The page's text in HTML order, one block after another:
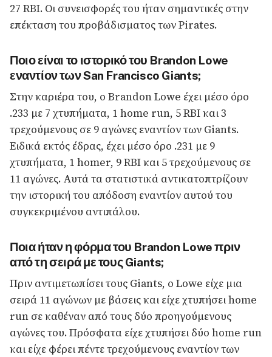
27 RBI. Οι συνεισφορές του ήταν σημαντικές στην
επέκταση του προβάδισματος των Pirates.
Ποιο είναι το ιστορικό του Brandon Lowe
εναντίον των San Francisco Giants;
Στην καριέρα του, ο Brandon Lowe έχει μέσο όρο
.233 με 7 χτυπήματα, 1 home run, 5 RBI και 3
τρεχούμενους σε 9 αγώνες εναντίον των Giants.
Ειδικά εκτός έδρας, έχει μέσο όρο .231 με 9
χτυπήματα, 1 homer, 9 RBI και 5 τρεχούμενους σε
11 αγώνες. Αυτά τα στατιστικά αντικατοπτρίζουν
την ιστορική του απόδοση εναντίον αυτού του
συγκεκριμένου αντιπάλου.
Ποια ήταν η φόρμα του Brandon Lowe πριν
από τη σειρά με τους Giants;
Πριν αντιμετωπίσει τους Giants, ο Lowe είχε μια
σειρά 11 αγώνων με βάσεις και είχε χτυπήσει home
run σε καθέναν από τους δύο προηγούμενους
αγώνες του. Πρόσφατα είχε χτυπήσει δύο home run
και είχε φέρει πέντε τρεχούμενους εναντίον των